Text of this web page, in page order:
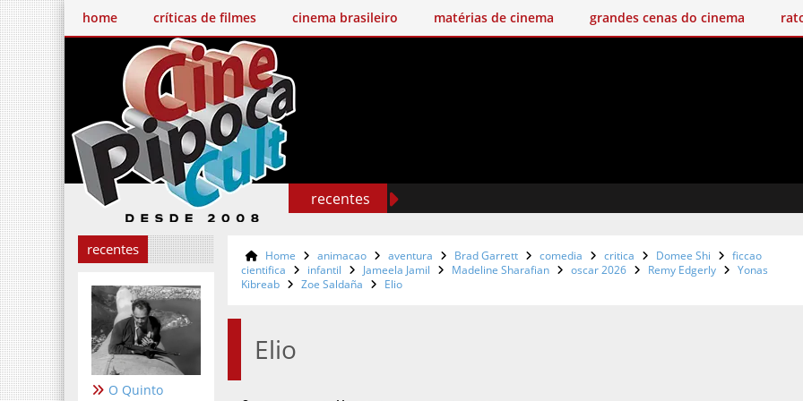
home críticas de filmes cinema brasileiro matérias de cinema grandes cenas do cinema
recentes
recentes
O Quinto
Home animacao aventura Brad Garrett comedia critica Domee Shi
ficcao
cientifica
infantil Jameela Jamil Madeline Sharafian oscar 2026 Remy Edgerly
Yonas
Kibreab
Zoe Saldaña Elio
Elio